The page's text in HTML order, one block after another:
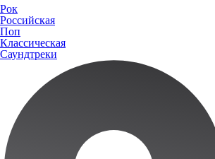
Рок
Российская
Поп
Классическая
Саундтреки